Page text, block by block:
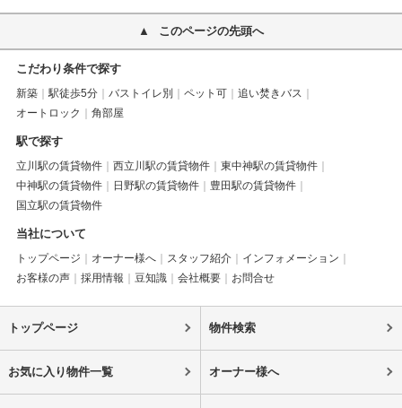
このページの先頭へ
こだわり条件で探す
新築 駅徒歩5分 バストイレ別 ペット可
追い焚きバス
オートロック
角部屋
駅で探す
立川駅の賃貸物件 西立川駅の賃貸物件
東中神駅の賃貸物件
中神駅の賃貸物件
日野駅の賃貸物件
豊田駅の賃貸物件
国立駅の賃貸物件
当社について
トップページ オーナー様へ スタッフ紹介
インフォメーション
お客様の声
採用情報 豆知識 会社概要 お問合せ
トップページ 物件検索
お気に入り物件一覧 オーナー様へ